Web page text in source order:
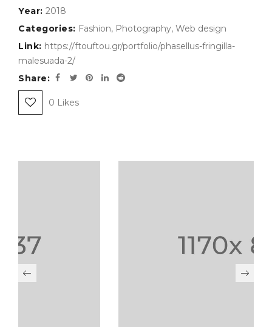
Year: 2018
Categories: Fashion, Photography, Web design
Link: https://ftouftou.gr/portfolio/phasellus-fringilla-
malesuada-2/
Share:
0 Likes